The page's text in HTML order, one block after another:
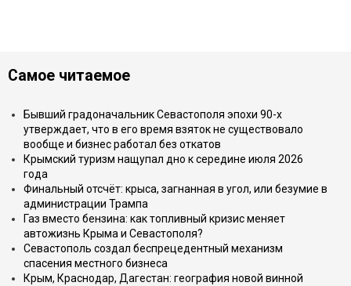
Самое читаемое
Бывший градоначальник Севастополя эпохи 90-х
утверждает, что в его время взяток не существовало
вообще и бизнес работал без откатов
Крымский туризм нащупал дно к середине июля 2026
года
Финальный отсчёт: крыса, загнанная в угол, или безумие в
администрации Трампа
Газ вместо бензина: как топливный кризис меняет
автожизнь Крыма и Севастополя?
Севастополь создал беспрецедентный механизм
спасения местного бизнеса
Крым, Краснодар, Дагестан: география новой винной